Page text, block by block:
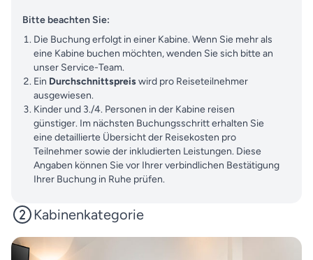
Bitte beachten Sie:
Die Buchung erfolgt in einer Kabine. Wenn Sie mehr als
eine Kabine buchen möchten, wenden Sie sich bitte an
unser Service-Team.
Ein Durchschnittspreiswird pro Reiseteilnehmer
ausgewiesen.
Kinder und 3./4. Personen in der Kabine reisen
günstiger. Im nächsten Buchungsschritt erhalten Sie
eine detaillierte Übersicht der Reisekosten pro
Teilnehmer sowie der inkludierten Leistungen. Diese
Angaben können Sie vor Ihrer verbindlichen Bestätigung
Ihrer Buchung in Ruhe prüfen.
Kabinenkategorie